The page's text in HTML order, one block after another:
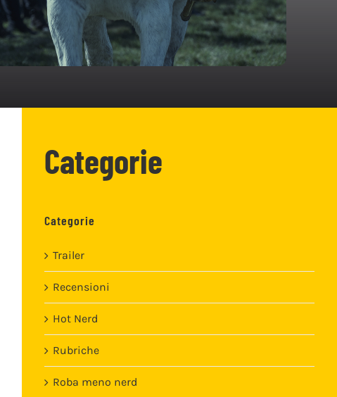
Categorie
Categorie
Trailer
Recensioni
Hot Nerd
Rubriche
Roba meno nerd